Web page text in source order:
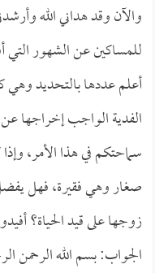
والآن وقد هداني الله
للمساكين عن الشهور التي
أعلم عددها بالتحديد
الفدية الواجب إخراجها
سماحتكم في هذا الأمر،
صغار وهي فقيرة، فهل يفضل
زوجها على قيد الحياة؟
الجواب: بسم الله الرحمن